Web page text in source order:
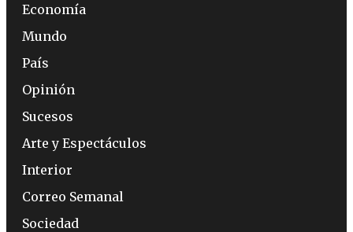
Economía
Mundo
País
Opinión
Sucesos
Arte y Espectáculos
Interior
Correo Semanal
Sociedad